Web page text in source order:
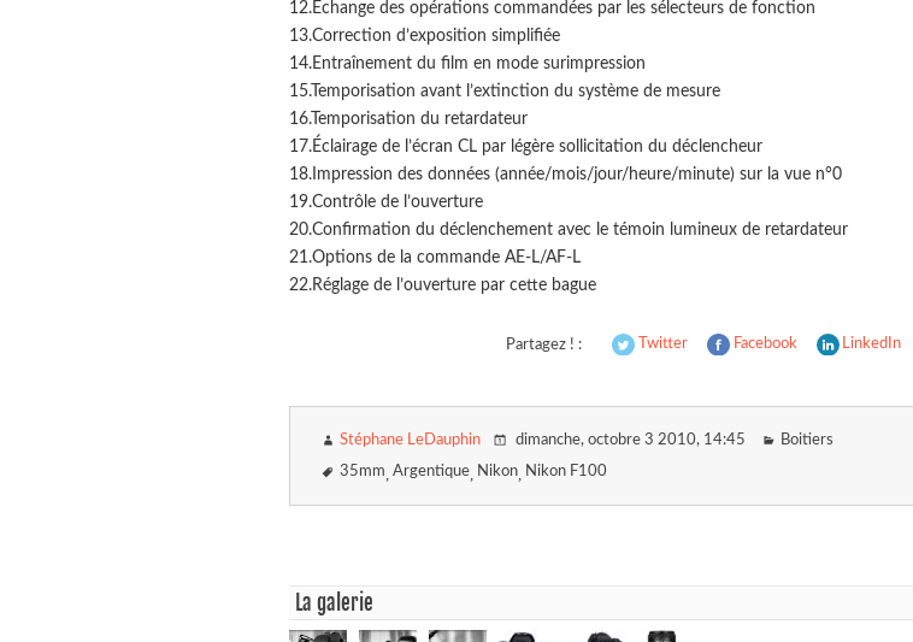
12.Échange des opérations commandées par les sélecteurs de fonction
13.Correction d’exposition simplifiée
14.Entraînement du film en mode surimpression
15.Temporisation avant l’extinction du système de mesure
16.Temporisation du retardateur
17.Éclairage de l’écran CL par légère sollicitation du déclencheur
18.Impression des données (année/mois/jour/heure/minute) sur la vue n°0
19.Contrôle de l’ouverture
20.Confirmation du déclenchement avec le témoin lumineux de retardateur
21.Options de la commande AE-L/AF-L
22.Réglage de l’ouverture par cette bague
Partagez ! : Twitter Facebook LinkedIn
Stéphane LeDauphin dimanche, octobre 3 2010, 14:45 Boitiers
35mm Argentique Nikon Nikon F100
La galerie